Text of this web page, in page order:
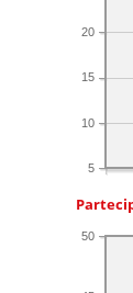
5
10
15
20
50